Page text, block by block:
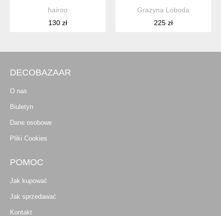
hairoo
130 zł
Grazyna Loboda
225 zł
DECOBAZAAR
O nas
Biuletyn
Dane osobowe
Pliki Cookies
POMOC
Jak kupować
Jak sprzedawać
Kontakt